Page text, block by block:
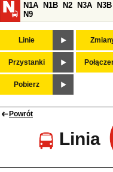
N1A
N1B N2 N3A N3B
N9
Linie
Przystanki
Pobierz
Powrót
Linia